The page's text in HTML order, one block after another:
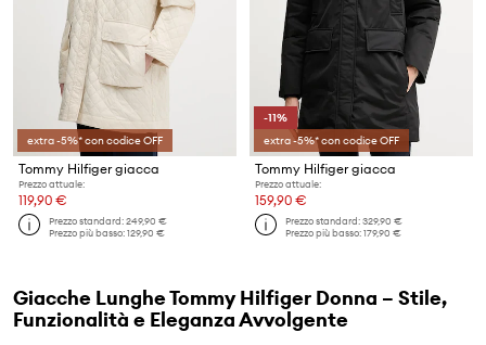
extra -5%* con codice OFF
Tommy Hilfiger giacca
Prezzo attuale:
119,90 €
Prezzo standard:249,90 €
Prezzo più basso:129,90 €
-11%
extra -5%* con codice OFF
Tommy Hilfiger giacca
Prezzo attuale:
159,90 €
Prezzo standard:329,90 €
Prezzo più basso:179,90 €
Giacche Lunghe Tommy Hilfiger Donna – Stile,
Funzionalità e Eleganza Avvolgente